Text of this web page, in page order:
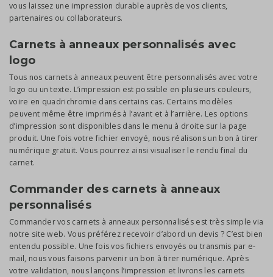
vous laissez une impression durable auprès de vos clients,
partenaires ou collaborateurs.
Carnets à anneaux personnalisés avec
logo
Tous nos carnets à anneaux peuvent être personnalisés avec votre
logo ou un texte. L’impression est possible en plusieurs couleurs,
voire en quadrichromie dans certains cas. Certains modèles
peuvent même être imprimés à l’avant et à l’arrière. Les options
d’impression sont disponibles dans le menu à droite sur la page
produit. Une fois votre fichier envoyé, nous réalisons un bon à tirer
numérique gratuit. Vous pourrez ainsi visualiser le rendu final du
carnet.
Commander des carnets à anneaux
personnalisés
Commander vos carnets à anneaux personnalisés est très simple via
notre site web. Vous préférez recevoir d’abord un devis ? C’est bien
entendu possible. Une fois vos fichiers envoyés ou transmis par e-
mail, nous vous faisons parvenir un bon à tirer numérique. Après
votre validation, nous lançons l’impression et livrons les carnets